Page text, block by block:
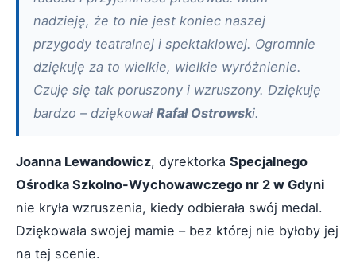
nadzieję, że to nie jest koniec naszej
przygody teatralnej i spektaklowej. Ogromnie
dziękuję za to wielkie, wielkie wyróżnienie.
Czuję się tak poruszony i wzruszony. Dziękuję
bardzo – dziękował Rafał Ostrowski.
Joanna Lewandowicz, dyrektorka Specjalnego
Ośrodka Szkolno-Wychowawczego nr 2 w Gdyni
nie kryła wzruszenia, kiedy odbierała swój medal.
Dziękowała swojej mamie – bez której nie byłoby jej
na tej scenie.